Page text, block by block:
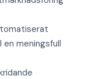
meningsfull